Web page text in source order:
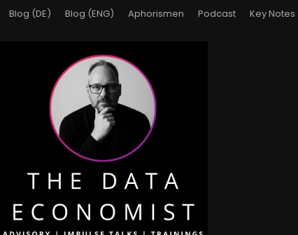
Blog (DE) Blog (ENG) Aphorismen Podcast Key Notes